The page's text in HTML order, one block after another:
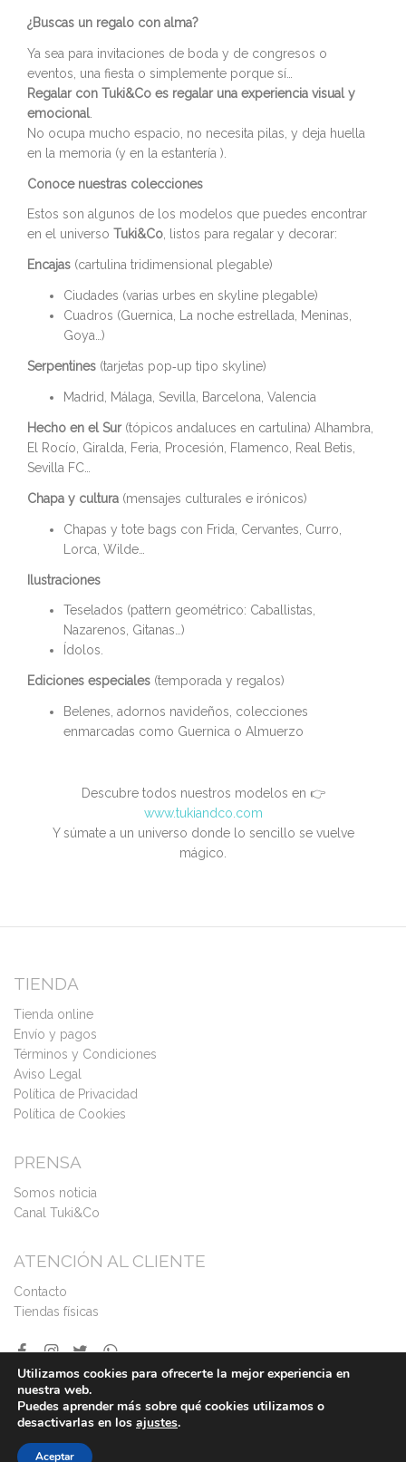
¿Buscas un regalo con alma?
Ya sea para invitaciones de boda y de congresos o
eventos, una fiesta o simplemente porque sí…
Regalar con Tuki&Co es regalar una experiencia visual y
emocional
No ocupa mucho espacio, no necesita pilas, y deja huella
en la memoria (y en la estantería ).
Conoce nuestras colecciones
Estos son algunos de los modelos que puedes encontrar
en el universo Tuki&Co, listos para regalar y decorar:
Encajas (cartulina tridimensional plegable)
Ciudades (varias urbes en skyline plegable)
Cuadros (Guernica, La noche estrellada, Meninas,
Goya…)
Serpentines (tarjetas pop‑up tipo skyline)
Madrid, Málaga, Sevilla, Barcelona, Valencia
Hecho en el Sur(tópicos andaluces en cartulina) Alhambra,
El Rocío, Giralda, Feria, Procesión, Flamenco, Real Betis,
Sevilla FC…
Chapa y cultura (mensajes culturales e irónicos)
Chapas y tote bags con Frida, Cervantes, Curro,
Lorca, Wilde…
Ilustraciones
Teselados (pattern geométrico: Caballistas,
Nazarenos, Gitanas…)
Ídolos.
Ediciones especiales (temporada y regalos)
Belenes, adornos navideños, colecciones
enmarcadas como Guernica o Almuerzo
Descubre todos nuestros modelos en 👉
www.tukiandco.com
Y súmate a un universo donde lo sencillo se vuelve
mágico.
TIENDA
Tienda online
Envío y pagos
Términos y Condiciones
Aviso Legal
Política de Privacidad
Política de Cookies
PRENSA
Somos noticia
Canal Tuki&Co
ATENCIÓN AL CLIENTE
Contacto
Tiendas físicas
©2026
Utilizamos cookies para ofrecerte la mejor experiencia en
nuestra web.
Puedes aprender más sobre qué cookies utilizamos o
desactivarlas en los ajustes.
Aceptar